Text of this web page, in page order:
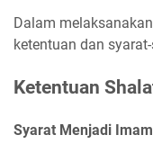
Dalam
ketentuan dan
Ketentuan
Syarat Menjadi Imam